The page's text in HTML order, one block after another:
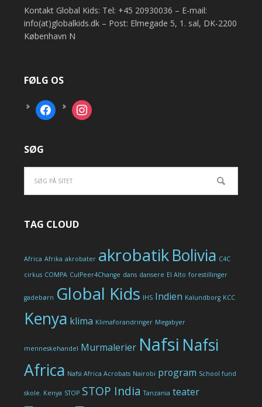
Kontakt Global Kids: Tel: +45 20930036 – E-mail:
info(at)globalkids.dk – Post: Elmegade 5, 1. sal, DK-2200
København N
FØLG OS
facebook instagram
SØG
TAG CLOUD
Africa Afrika akrobater akrobatikBolivia C4C
cirkus COMPA CulPeer4Change dans dansere El Alto forestillinger
gadebørn Global Kids IHS Indien Kalundborg KCC
Kenya klima Klimaforandringer Megabyer
menneskehandel Murmalerier Nafsi Nafsi
Africa Nafsi Africa Acrobats Nairobi program School fund
skole. Kenya STOP STOP India Tanzania teater